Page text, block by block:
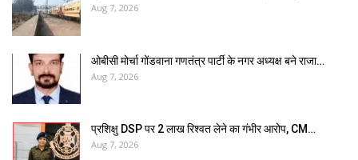
Aug 7, 2026
ओबीसी मोर्चा गोंडवाना गणतंत्र पार्टी के नगर अध्यक्ष बने राजा…
Aug 7, 2026
प्रशिक्षु DSP पर ₹2 लाख रिश्वत लेने का गंभीर आरोप, CM…
Aug 7, 2026